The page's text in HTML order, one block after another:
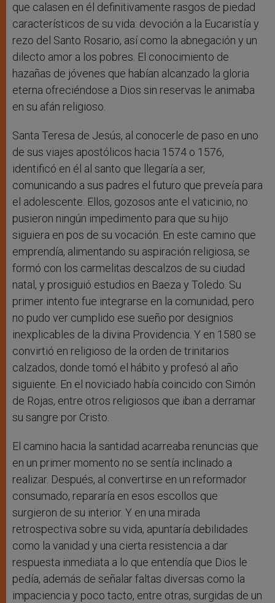
que calasen en él definitivamente rasgos de piedad
característicos de su vida: devoción a la Eucaristía y
rezo del Santo Rosario, así como la abnegación y un
dilecto amor a los pobres. El conocimiento de
hazañas de jóvenes que habían alcanzado la gloria
eterna ofreciéndose a Dios sin reservas le animaba
en su afán religioso.
Santa Teresa de Jesús, al conocerle de paso en uno
de sus viajes apostólicos hacia 1574 o 1576,
identificó en él al santo que llegaría a ser,
comunicando a sus padres el futuro que preveía para
el adolescente. Ellos, gozosos ante el vaticinio, no
pusieron ningún impedimento para que su hijo
siguiera en pos de su vocación. En este camino que
emprendía, alimentando su aspiración religiosa, se
formó con los carmelitas descalzos de su ciudad
natal, y prosiguió estudios en Baeza y Toledo. Su
primer intento fue integrarse en la comunidad, pero
no pudo ver cumplido ese sueño por designios
inexplicables de la divina Providencia. Y en 1580 se
convirtió en religioso de la orden de trinitarios
calzados, donde tomó el hábito y profesó al año
siguiente. En el noviciado había coincido con Simón
de Rojas, entre otros religiosos que iban a derramar
su sangre por Cristo.
El camino hacia la santidad acarreaba renuncias que
en un primer momento no se sentía inclinado a
realizar. Después, al convertirse en un reformador
consumado, repararía en esos escollos que
surgieron de su interior. Y en una mirada
retrospectiva sobre su vida, apuntaría debilidades
como la vanidad y una cierta resistencia a dar
respuesta inmediata a lo que entendía que Dios le
pedía, además de señalar faltas diversas como la
impaciencia y poco tacto, entre otras, surgidas de un